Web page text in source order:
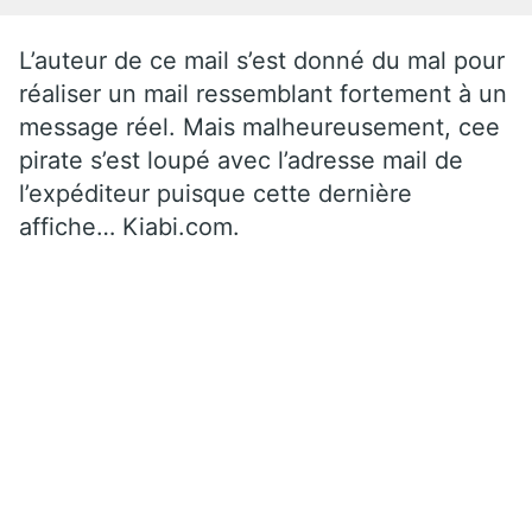
L’auteur de ce mail s’est donné du mal pour
réaliser un mail ressemblant fortement à un
message réel. Mais malheureusement, cee
pirate s’est loupé avec l’adresse mail de
l’expéditeur puisque cette dernière
affiche… Kiabi.com.